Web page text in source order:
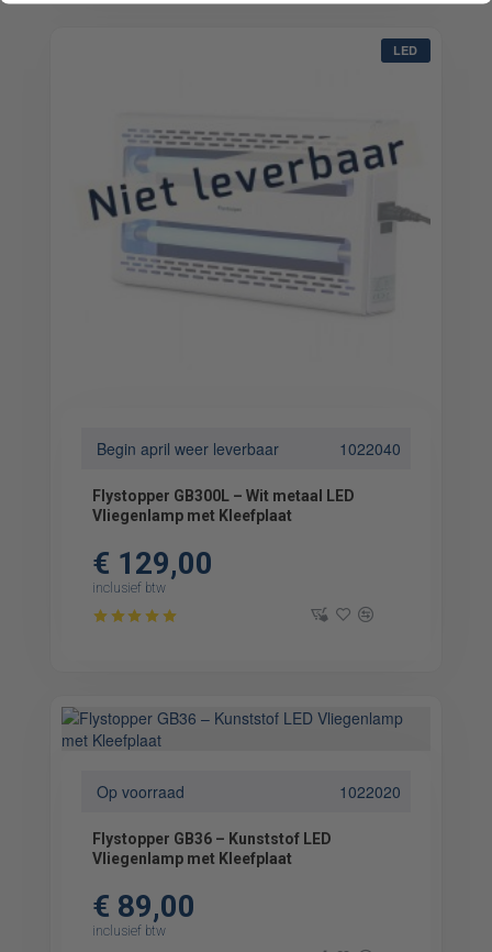
LED
Begin april weer leverbaar 1022040
Flystopper GB300L – Wit metaal LED
Vliegenlamp met Kleefplaat
€ 129,00
inclusief btw
Op voorraad 1022020
Flystopper GB36 – Kunststof LED
Vliegenlamp met Kleefplaat
€ 89,00
inclusief btw